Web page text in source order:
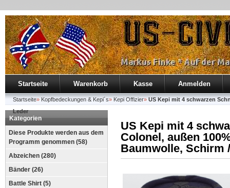
Startseite Warenkorb Kasse Anmelden
Startseite» Kopfbedeckungen & Kepi´s» Kepi Offizier» US Kepi mit 4 schwarzen
Leder
Kategorien
Diese Produkte werden aus dem
Programm genommen (58)
Abzeichen (280)
Bänder (26)
Battle Shirt (5)
US Kepi mit 4
Colonel, außen
Baumwolle, Schirm